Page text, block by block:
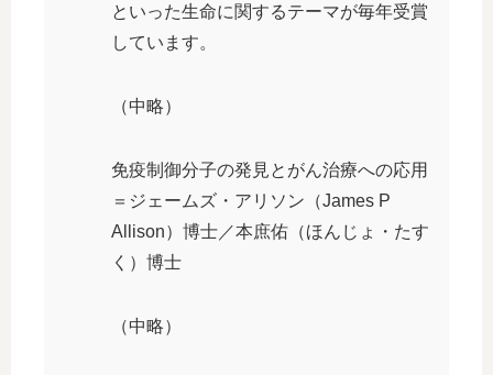
といった生命に関するテーマが毎年受賞
しています。
（中略）
免疫制御分子の発見とがん治療への応用
＝ジェームズ・アリソン（James P
Allison）博士／本庶佑（ほんじょ・たす
く）博士
（中略）